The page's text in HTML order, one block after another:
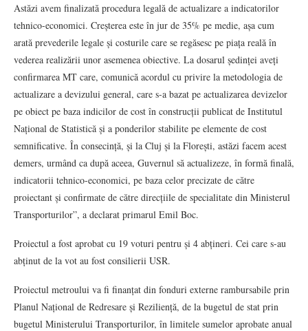
Astăzi avem finalizată procedura legală de actualizare a indicatorilor
tehnico-economici. Creșterea este în jur de 35% pe medie, așa cum
arată prevederile legale și costurile care se regăsesc pe piața reală în
vederea realizării unor asemenea obiective. La dosarul ședinței aveți
confirmarea MT care, comunică acordul cu privire la metodologia de
actualizare a devizului general, care s-a bazat pe actualizarea devizelor
pe obiect pe baza indicilor de cost în construcții publicat de Institutul
Național de Statistică și a ponderilor stabilite pe elemente de cost
semnificative. În consecință, și la Cluj și la Florești, astăzi facem acest
demers, urmând ca după aceea, Guvernul să actualizeze, în formă finală,
indicatorii tehnico-economici, pe baza celor precizate de către
proiectant și confirmate de către direcțiile de specialitate din Ministerul
Transporturilor”, a declarat primarul Emil Boc.
Proiectul a fost aprobat cu 19 voturi pentru și 4 abțineri. Cei care s-au
abținut de la vot au fost consilierii USR.
Proiectul metroului va fi finanțat din fonduri externe rambursabile prin
Planul Național de Redresare și Reziliență, de la bugetul de stat prin
bugetul Ministerului Transporturilor, în limitele sumelor aprobate anual